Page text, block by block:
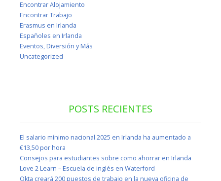
Encontrar Alojamiento
Encontrar Trabajo
Erasmus en Irlanda
Españoles en Irlanda
Eventos, Diversión y Más
Uncategorized
POSTS RECIENTES
El salario mínimo nacional 2025 en Irlanda ha aumentado a
€13,50 por hora
Consejos para estudiantes sobre como ahorrar en Irlanda
Love 2 Learn – Escuela de inglés en Waterford
Okta creará 200 puestos de trabajo en la nueva oficina de